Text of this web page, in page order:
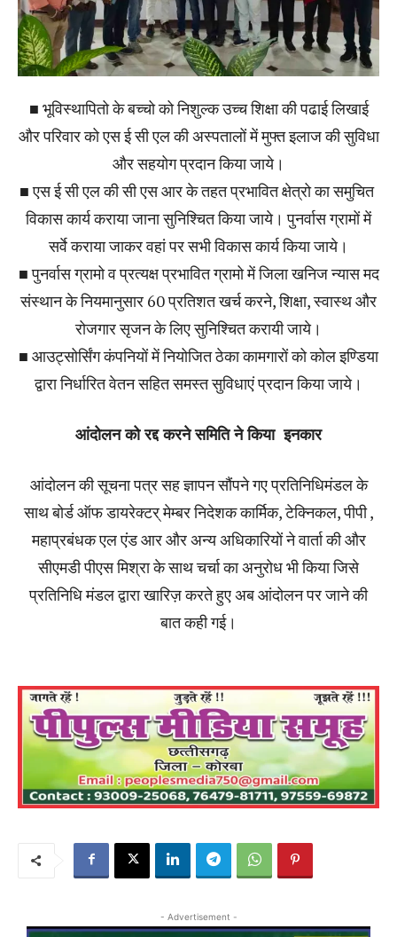
■ भूविस्थापितो के बच्चो को निशुल्क उच्च शिक्षा की पढाई लिखाई
और परिवार को एस ई सी एल की अस्पतालों में मुफ्त इलाज की सुविधा
और सहयोग प्रदान किया जाये।
■ एस ई सी एल की सी एस आर के तहत प्रभावित क्षेत्रो का समुचित
विकास कार्य कराया जाना सुनिश्चित किया जाये। पुनर्वास ग्रामों में
सर्वे कराया जाकर वहां पर सभी विकास कार्य किया जाये।
■ पुनर्वास ग्रामो व प्रत्यक्ष प्रभावित ग्रामो में जिला खनिज न्यास मद
संस्थान के नियमानुसार 60 प्रतिशत खर्च करने, शिक्षा, स्वास्थ और
रोजगार सृजन के लिए सुनिश्चित करायी जाये।
■ आउट्सोर्सिंग कंपनियों में नियोजित ठेका कामगारों को कोल इण्डिया
द्वारा निर्धारित वेतन सहित समस्त सुविधाएं प्रदान किया जाये।
आंदोलन को रद्द करने समिति ने किया इनकार
आंदोलन की सूचना पत्र सह ज्ञापन सौंपने गए प्रतिनिधिमंडल के
साथ बोर्ड ऑफ डायरेक्टर् मेम्बर निदेशक कार्मिक, टेक्निकल, पीपी ,
महाप्रबंधक एल एंड आर और अन्य अधिकारियों ने वार्ता की और
सीएमडी पीएस मिश्रा के साथ चर्चा का अनुरोध भी किया जिसे
प्रतिनिधि मंडल द्वारा खारिज़ करते हुए अब आंदोलन पर जाने की
बात कही गई।
- Advertisement -